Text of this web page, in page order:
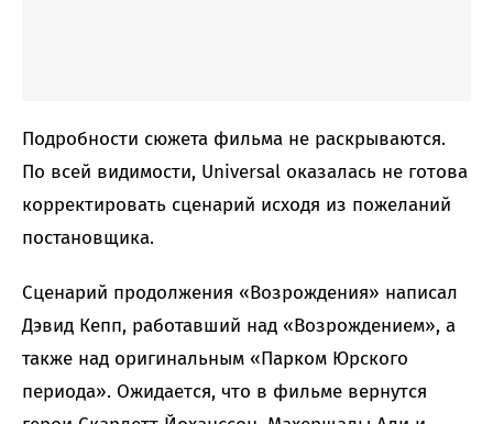
Подробности сюжета фильма не раскрываются.
По всей видимости, Universal оказалась не готова
корректировать сценарий исходя из пожеланий
постановщика.
Сценарий продолжения «Возрождения» написал
Дэвид Кепп, работавший над «Возрождением», а
также над оригинальным «Парком Юрского
периода». Ожидается, что в фильме вернутся